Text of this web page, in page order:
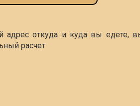
адрес откуда и куда вы едете,
расчет